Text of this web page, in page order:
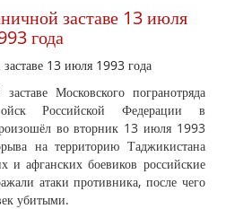
заставе 13 июля
года
Московского погранотряда
Российской Федерации в
во вторник 13 июля 1993
на территорию Таджикистана
и афганских боевиков российские
атаки противника, после чего
убитыми.